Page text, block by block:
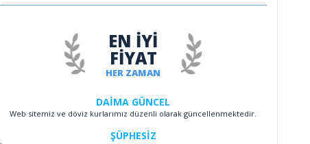
HER ZAMAN
EN İYİ
FİYAT
DAİMA GÜNCEL
Web sitemiz ve döviz kurlarımız düzenli olarak güncellenmektedir.
ŞÜPHESİZ